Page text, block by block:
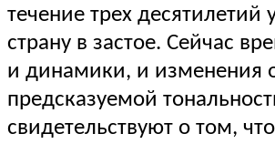
течение трех десятилетий
страну в застое. Сейчас
и динамики, и изменения
предсказуемой
свидетельствуют о том,